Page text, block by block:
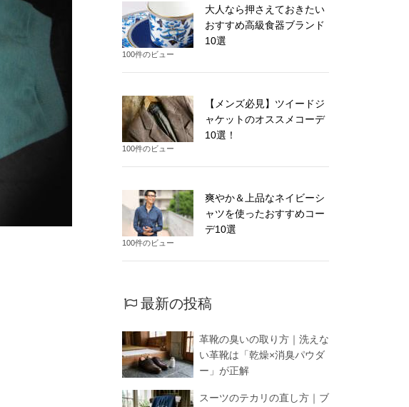
大人なら押さえておきたい
おすすめ高級食器ブランド
10選
100件のビュー
【メンズ必見】ツイードジ
ャケットのオススメコーデ
10選！
100件のビュー
爽やか＆上品なネイビーシ
ャツを使ったおすすめコー
デ10選
100件のビュー
最新の投稿
革靴の臭いの取り方｜洗えな
い革靴は「乾燥×消臭パウダ
ー」が正解
スーツのテカリの直し方｜ブ